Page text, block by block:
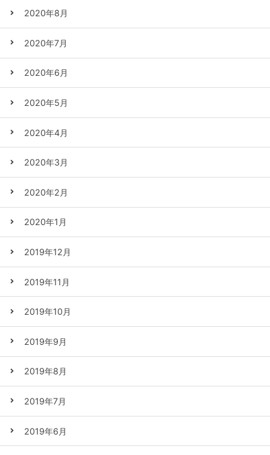
2020年8月
2020年7月
2020年6月
2020年5月
2020年4月
2020年3月
2020年2月
2020年1月
2019年12月
2019年11月
2019年10月
2019年9月
2019年8月
2019年7月
2019年6月